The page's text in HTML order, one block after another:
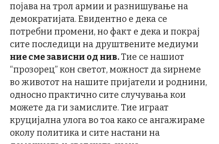
појава на трол армии и разнишување на
демократијата. Евидентно е дека се
потребни промени, но факт е дека и покрај
сите последици на друштвените медиуми
ние сме зависни од нив.Тие се нашиот
“прозорец” кон светот, можност да ѕирнеме
во животот на нашите пријатели и роднини,
односно практично сите случувања кои
можете да ги замислите. Тие играат
круцијална улога во тоа како се ангажираме
околу политика и сите настани на